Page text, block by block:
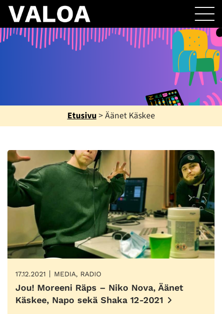
Etusivu > Äänet Käskee
17.12.2021 MEDIA, RADIO
Jou! Moreeni Räps – Niko Nova, Äänet
Käskee, Napo sekä Shaka 12-2021